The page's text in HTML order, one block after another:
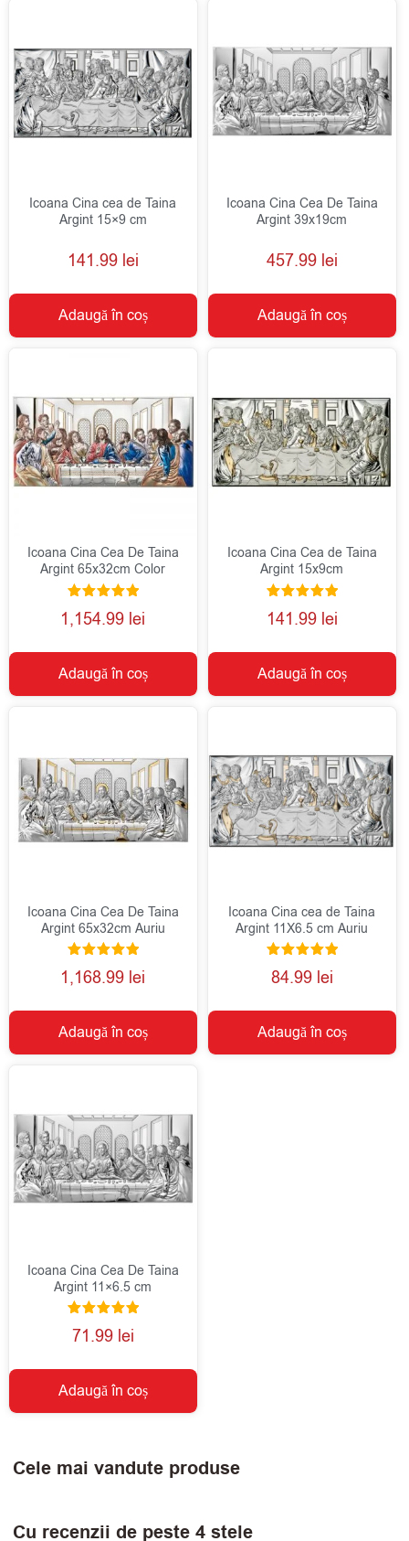
Icoana Cina cea de Taina
Argint 15×9 cm
141.99 lei
Adaugă în coș
Icoana Cina Cea De Taina
Argint 39x19cm
457.99 lei
Adaugă în coș
Icoana Cina Cea De Taina
Argint 65x32cm Color
Evaluat la
5.00
1,154.99 lei
Adaugă în coș
Icoana Cina Cea de Taina
Argint 15x9cm
Evaluat la
5.00
141.99 lei
Adaugă în coș
Icoana Cina Cea De Taina
Argint 65x32cm Auriu
Evaluat la
5.00
1,168.99 lei
Adaugă în coș
Icoana Cina cea de Taina
Argint 11X6.5 cm Auriu
Evaluat la
5.00
84.99 lei
Adaugă în coș
Icoana Cina Cea De Taina
Argint 11×6.5 cm
Evaluat la
5.00
71.99 lei
Adaugă în coș
Cele mai vandute produse
Cu recenzii de peste 4 stele